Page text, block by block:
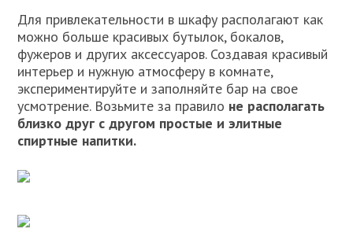
Для привлекательности в шкафу располагают как
можно больше красивых бутылок, бокалов,
фужеров и других аксессуаров. Создавая красивый
интерьер и нужную атмосферу в комнате,
экспериментируйте и заполняйте бар на свое
усмотрение. Возьмите за правило не располагать
близко друг с другом простые и элитные
спиртные напитки.